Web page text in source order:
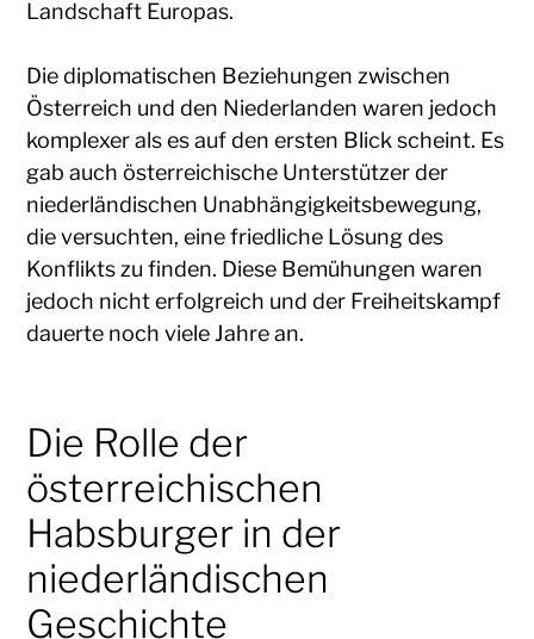
Landschaft Europas.
Die diplomatischen Beziehungen zwischen
Österreich und den Niederlanden waren jedoch
komplexer als es auf den ersten Blick scheint. Es
gab auch österreichische Unterstützer der
niederländischen Unabhängigkeitsbewegung,
die versuchten, eine friedliche Lösung des
Konflikts zu finden. Diese Bemühungen waren
jedoch nicht erfolgreich und der Freiheitskampf
dauerte noch viele Jahre an.
Die Rolle der
österreichischen
Habsburger in der
niederländischen
Geschichte